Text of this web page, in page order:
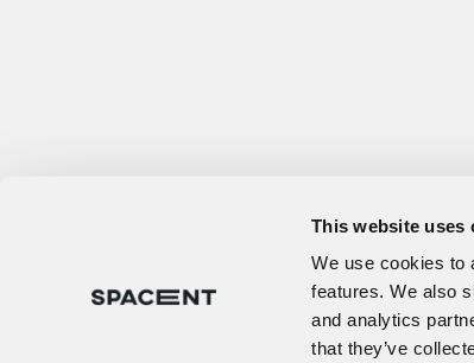
This website uses
We use cookies to
features. We also
and analytics
that they’ve